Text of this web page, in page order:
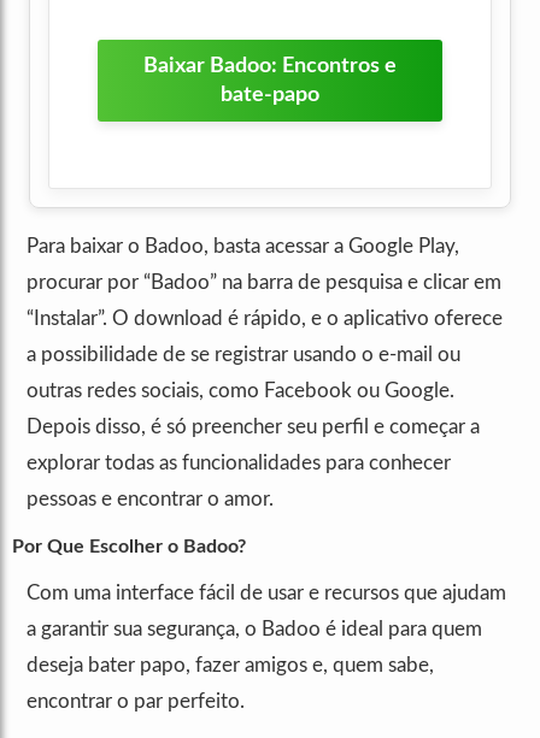
Baixar Badoo: Encontros e
bate-papo
Para baixar o Badoo, basta acessar a Google Play,
procurar por “Badoo” na barra de pesquisa e clicar em
“Instalar”. O download é rápido, e o aplicativo oferece
a possibilidade de se registrar usando o e-mail ou
outras redes sociais, como Facebook ou Google.
Depois disso, é só preencher seu perfil e começar a
explorar todas as funcionalidades para conhecer
pessoas e encontrar o amor.
Por Que Escolher o Badoo?
Com uma interface fácil de usar e recursos que ajudam
a garantir sua segurança, o Badoo é ideal para quem
deseja bater papo, fazer amigos e, quem sabe,
encontrar o par perfeito.